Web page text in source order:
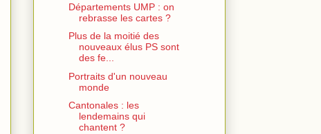
Départements UMP : on
rebrasse les cartes ?
Plus de la moitié des
nouveaux élus PS sont
des fe...
Portraits d'un nouveau
monde
Cantonales : les
lendemains qui
chantent ?